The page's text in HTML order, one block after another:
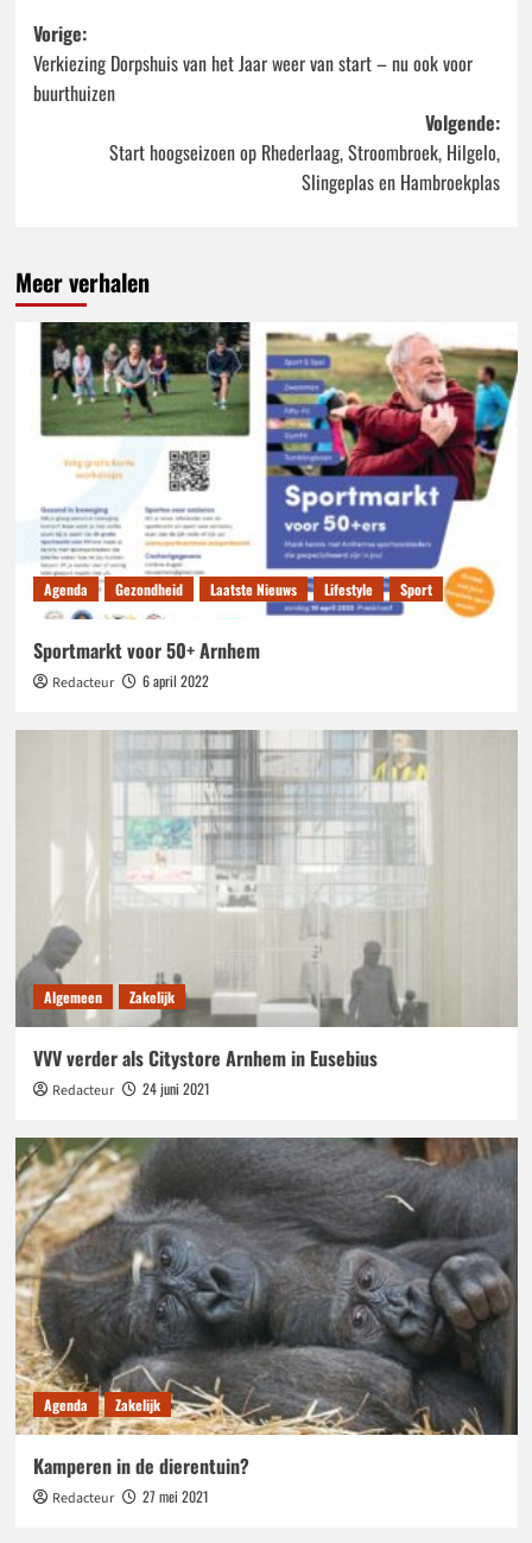
Bericht
navigatie
Vorige:
Verkiezing Dorpshuis van het Jaar weer van start – nu ook voor
buurthuizen
Volgende:
Start hoogseizoen op Rhederlaag, Stroombroek, Hilgelo,
Slingeplas en Hambroekplas
Meer verhalen
Agenda Gezondheid Laatste Nieuws Lifestyle Sport
Sportmarkt voor 50+ Arnhem
Redacteur 6 april 2022
Algemeen Zakelijk
VVV verder als Citystore Arnhem in Eusebius
Redacteur 24 juni 2021
Agenda Zakelijk
Kamperen in de dierentuin?
Redacteur 27 mei 2021